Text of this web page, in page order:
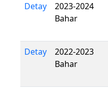
Detay
2023-2024
Bahar
Detay
2022-2023
Bahar